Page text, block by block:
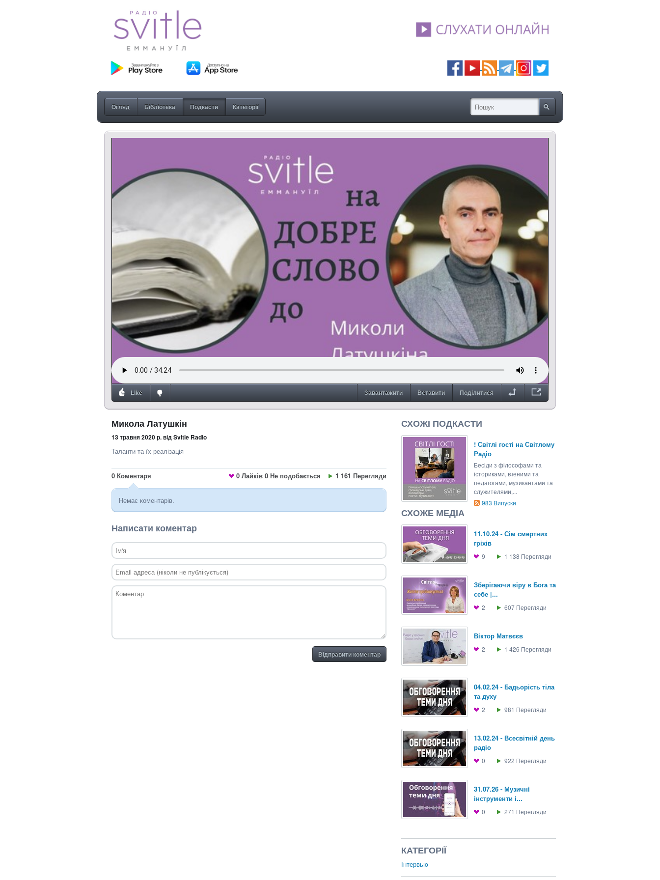
Огляд Бібліотека Подкасти Категорії
Like Поділитися
Вставити
Завантажити
Микола Латушкін
13 травня 2020 р.від Svitle Radio
Таланти та їх реалізація
1 161 Перегляди
0 Лайків 0 Не подобається
0 Коментаря
Немає коментарів.
Написати коментар
Відправити коментар
СХОЖІ ПОДКАСТИ
! Світлі гості на Світлому
Радіо
Бесіди з філософами та
істориками, вченими та
педагогами, музикантами та
служителями,...
983 Випуски
СХОЖЕ МЕДІА
11.10.24 - Сім смертних
гріхів
9 1 138 Перегляди
Зберігаючи віру в Бога та
себе |...
2 607 Перегляди
Вiктор Матвєєв
2 1 426 Перегляди
04.02.24 - Бадьорість тіла
та духу
2 981 Перегляди
13.02.24 - Всесвітній день
радіо
0 922 Перегляди
31.07.26 - Музичнi
інструменти і...
0 271 Перегляди
КАТЕГОРІЇ
Інтервью